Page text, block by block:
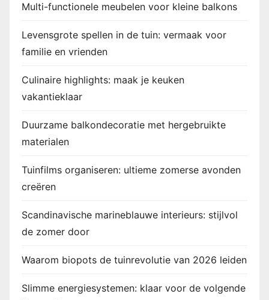
Multi-functionele meubelen voor kleine balkons
Levensgrote spellen in de tuin: vermaak voor
familie en vrienden
Culinaire highlights: maak je keuken
vakantieklaar
Duurzame balkondecoratie met hergebruikte
materialen
Tuinfilms organiseren: ultieme zomerse avonden
creëren
Scandinavische marineblauwe interieurs: stijlvol
de zomer door
Waarom biopots de tuinrevolutie van 2026 leiden
Slimme energiesystemen: klaar voor de volgende